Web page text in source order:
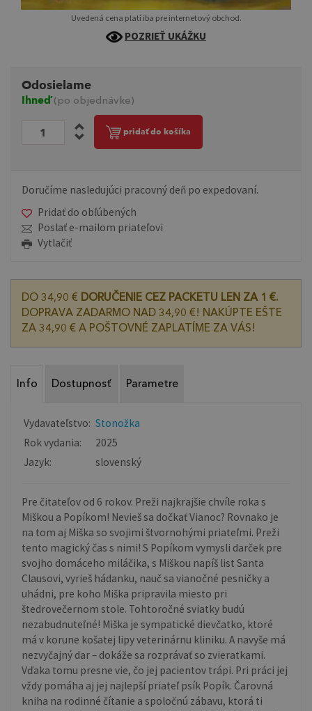
Uvedená cena platí iba pre internetový obchod.
POZRIEŤ UKÁŽKU
Odosielame
Ihneď(po objednávke)
pridať do košíka
Doručíme nasledujúci pracovný deň po expedovaní.
Pridať do obľúbených
Poslať e-mailom priateľovi
Vytlačiť
DO 34,90 € DORUČENIE CEZ PACKETU LEN ZA 1 €.
DOPRAVA ZADARMO NAD 34,90 €! NAKÚPTE EŠTE
ZA 34,90 € A POŠTOVNÉ ZAPLATÍME ZA VÁS!
Info Dostupnosť Parametre
Vydavateľstvo: Stonožka
Rok vydania:
2025
Jazyk:
slovenský
Pre čitateľov od 6 rokov. Preži najkrajšie chvíle roka s
Miškou a Popíkom! Nevieš sa dočkať Vianoc? Rovnako je
na tom aj Miška so svojimi štvornohými priateľmi. Preži
tento magický čas s nimi! S Popíkom vymysli darček pre
svojho domáceho miláčika, s Miškou napíš list Santa
Clausovi, vyrieš hádanku, nauč sa vianočné pesničky a
uhádni, pre koho Miška pripravila miesto pri
štedrovečernom stole. Tohtoročné sviatky budú
nezabudnuteľné! Miška je sympatické dievčatko, ktoré
má v korune košatej lipy veterinárnu kliniku. A navyše má
nezvyčajný dar – dokáže sa rozprávať so zvieratkami.
Vďaka tomu presne vie, čo jej pacientov trápi. Pri práci jej
vždy pomáha aj jej najlepší priateľ psík Popík. Čarovná
kniha na rodinné čítanie a spoločnú zábavu, ktorá ti